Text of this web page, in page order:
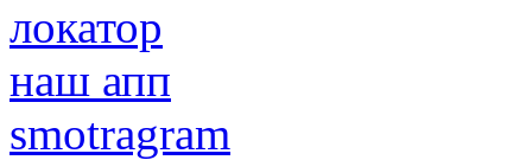
локатор
наш апп
smotragram